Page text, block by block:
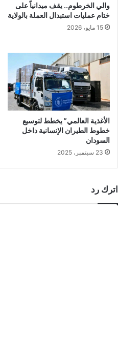
والي الخرطوم.. يقف ميدانياً على
ختام عمليات استبدال العملة بالولاية
15 مايو، 2026
الأغذية العالمي” يخطط لتوسيع
خطوط الطيران الإنسانية داخل
السودان
23 سبتمبر، 2025
اترك رد